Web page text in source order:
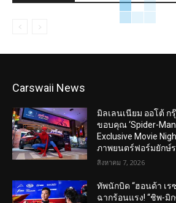
Carswaii News
มิลเลนเนียม ออโต้ ก
ขอบคุณ ‘Spider-
Exclusive Movie
ภาพยนตร์ฟอร์มยักษ์
สิงหาคม 7, 2026
ทัพนักบิด “ฮอนด้า เร
ฉากร้อนแรง! “ชิพ-มิ